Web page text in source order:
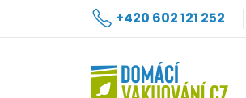
+420 602 121 252